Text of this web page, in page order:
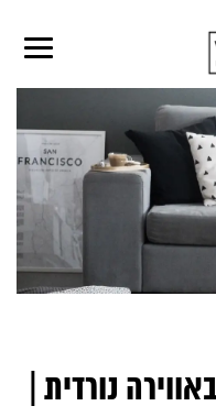
נורדית |